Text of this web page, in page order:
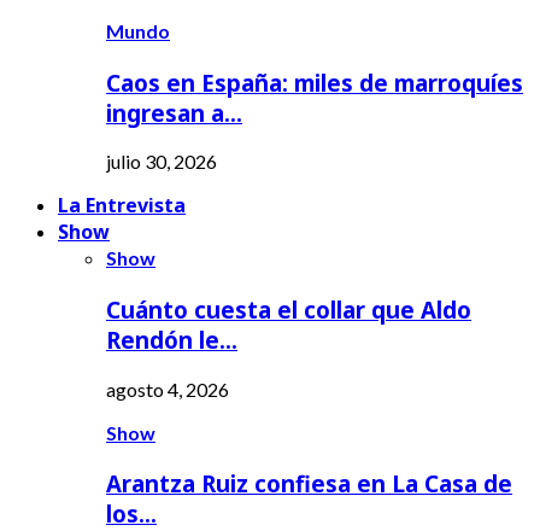
Mundo
Caos en España: miles de marroquíes
ingresan a…
julio 30, 2026
La Entrevista
Show
Show
Cuánto cuesta el collar que Aldo
Rendón le…
agosto 4, 2026
Show
Arantza Ruiz confiesa en La Casa de
los…